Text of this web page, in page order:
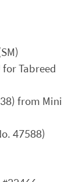
for Tabreed
from Mini
47588)